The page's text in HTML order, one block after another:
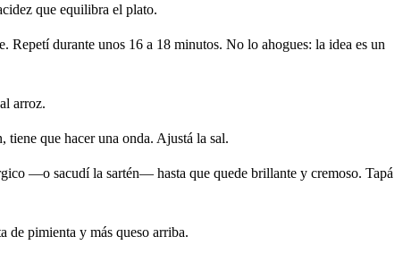
que equilibra el plato.
Repetí durante unos 16 a 18 minutos. No lo ahogues: la idea es un
arroz.
que hacer una onda. Ajustá la sal.
—o sacudí la sartén— hasta que quede brillante y cremoso. Tapá
de pimienta y más queso arriba.